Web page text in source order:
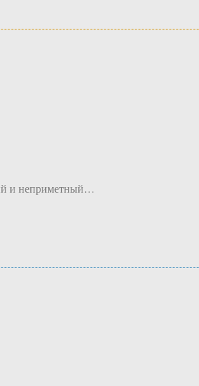
и неприметный…